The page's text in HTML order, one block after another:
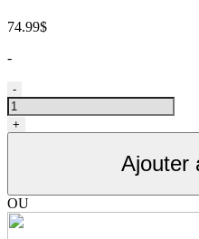
74.99$
-
quantité
de
nourriture
chat
3.2KG
-
+
Ajouter
OU